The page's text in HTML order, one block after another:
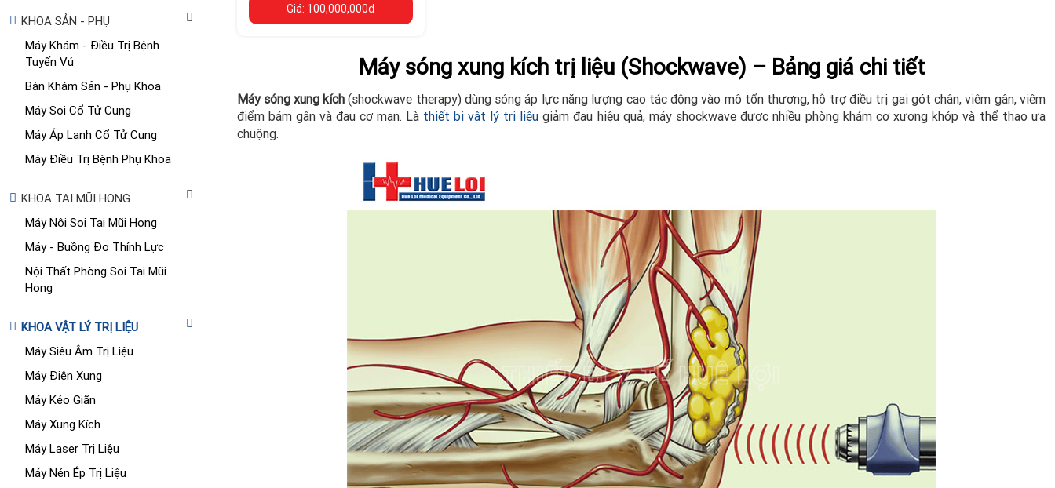
KHOA SẢN - PHỤ
Máy Khám - Điều Trị Bệnh
Tuyến Vú
Bàn Khám Sản - Phụ Khoa
Máy Soi Cổ Tử Cung
Máy Áp Lạnh Cổ Tử Cung
Máy Điều Trị Bệnh Phụ Khoa
KHOA TAI MŨI HỌNG
Máy Nội Soi Tai Mũi Họng
Máy - Buồng Đo Thính Lực
Nội Thất Phòng Soi Tai Mũi
Họng
KHOA VẬT LÝ TRỊ LIỆU
Máy Siêu Âm Trị Liệu
Máy Điện Xung
Máy Kéo Giãn
Máy Xung Kích
Máy Laser Trị Liệu
Máy Nén Ép Trị Liệu
Giá: 100,000,000đ
Máy sóng xung kích trị liệu (Shockwave) – Bảng giá chi tiết
Máy sóng xung kích (shockwave therapy) dùng sóng áp lực năng lượng cao tác động vào mô tổn thương, hỗ trợ điều trị gai gót chân, viêm gân, viêm
điểm bám gân và đau cơ mạn. Là thiết bị vật lý trị liệu giảm đau hiệu quả, máy shockwave được nhiều phòng khám cơ xương khớp và thể thao ưa
chuộng.